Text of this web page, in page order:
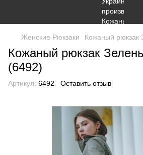
Женские Рюкзаки Кожаный рюкзак
Кожаный рюкзак
(6492)
Артикул: 6492 Оставить отзыв